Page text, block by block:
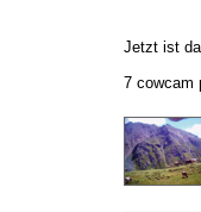
Jetzt ist
7 cowcam